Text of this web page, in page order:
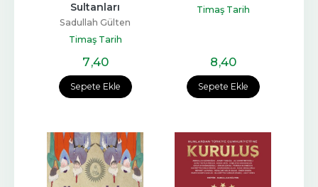
Sepete Ekle
Sultanları
Sadullah Gülten
Timaş Tarih
7,40
Sepete Ekle
Timaş Tarih
8,40